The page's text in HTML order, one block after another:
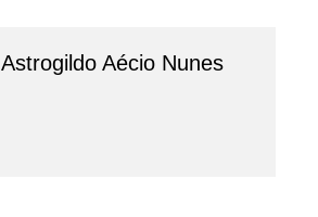
Astrogildo Aécio Nunes